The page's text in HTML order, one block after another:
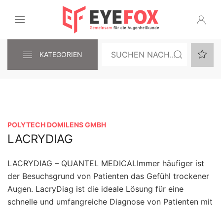
KATEGORIEN
POLYTECH DOMILENS GMBH
LACRYDIAG
LACRYDIAG – QUANTEL MEDICALImmer häufiger ist
der Besuchsgrund von Patienten das Gefühl trockener
Augen. LacryDiag ist die ideale Lösung für eine
schnelle und umfangreiche Diagnose von Patienten mit